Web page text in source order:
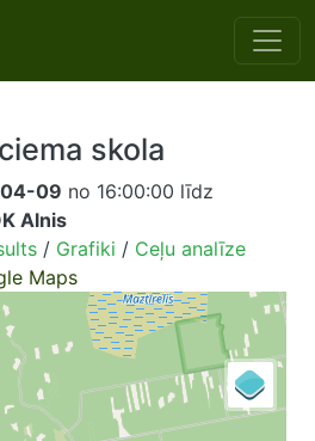
skola
09 no 16:00:00 līdz
Alnis
/ Grafiki / Ceļu analīze
Maps